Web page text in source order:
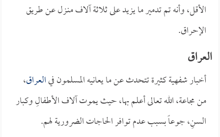
الأقل، وأنه تم تدمير ما يزيد على ثلاثة آلاف منـزل عن طريق
الإحراق.
العراق
أخبار شفهية كثيرة تتحدث عن ما يعانيه المسلمون فيالعراق،
من مجاعة، الله تعالى أعلم بها، حيث يموت آلاف الأطفالِ وكبار
السنِ، جوعاً بسبب عدم توافر الحاجات الضرورية لهم.